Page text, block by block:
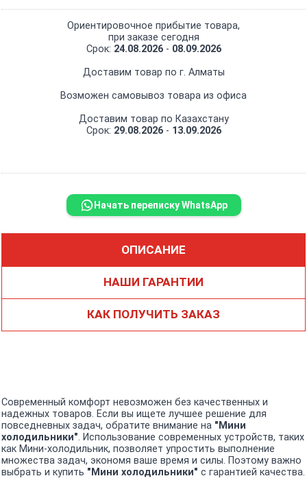
Ориентировочное прибытие товара,
при заказе сегодня
Срок: 24.08.2026- 08.09.2026
Доставим товар по г. Алматы
Возможен самовывоз товара из офиса
Доставим товар по Казахстану
Срок: 29.08.2026- 13.09.2026
Начать переписку WhatsApp
ОПИСАНИЕ
НАШИ ГАРАНТИИ
КАК ПОЛУЧИТЬ ЗАКАЗ
Современный комфорт невозможен без качественных и
надежных товаров. Если вы ищете лучшее решение для
повседневных задач, обратите внимание на "Мини
холодильники". Использование современных устройств, таких
как Мини-холодильник, позволяет упростить выполнение
множества задач, экономя ваше время и силы. Поэтому важно
выбрать и купить "Мини холодильники" с гарантией качества.